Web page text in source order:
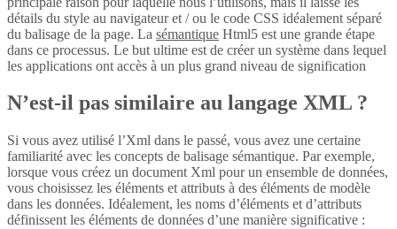
détails du style au navigateur et / ou le code CSS idéalement séparé
du balisage de la page. La sémantique Html5 est une grande étape
dans ce processus. Le but ultime est de créer un système dans lequel
les applications ont accès à un plus grand niveau de signification
N’est-il pas similaire au langage XML ?
Si vous avez utilisé l’Xml dans le passé, vous avez une certaine
familiarité avec les concepts de balisage sémantique. Par exemple,
lorsque vous créez un document Xml pour un ensemble de données,
vous choisissez les éléments et attributs à des éléments de modèle
dans les données. Idéalement, les noms d’éléments et d’attributs
définissent les éléments de données d’une manière significative :